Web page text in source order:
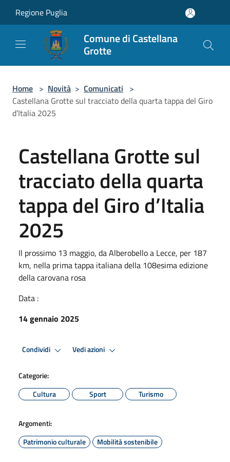
Regione Puglia
Comune di Castellana
Grotte
Home > Novità > Comunicati >
Castellana Grotte sul tracciato della quarta tappa del Giro
d’Italia 2025
Castellana Grotte sul
tracciato della quarta
tappa del Giro d’Italia
2025
Il prossimo 13 maggio, da Alberobello a Lecce, per 187
km, nella prima tappa italiana della 108esima edizione
della carovana rosa
Data :
14 gennaio 2025
Condividi Vedi azioni
Categorie:
Cultura
Sport Turismo
Argomenti:
Patrimonio culturale
Mobilità sostenibile